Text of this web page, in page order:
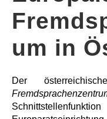
IHR BESUCH BEI UNS
um in
Der